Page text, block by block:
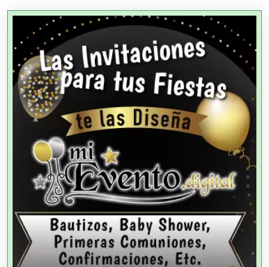
Agencias Aduanales
Agencias de Autos
Agencias de Cobranza
Agencias de Colocación
Agencias de Modelos
Agencias de Publicidad